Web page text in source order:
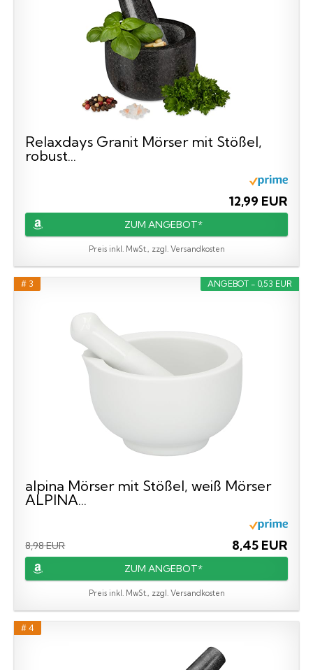
Relaxdays Granit Mörser mit Stößel,
robust...
12,99 EUR
ZUM ANGEBOT*
Preis inkl. MwSt., zzgl. Versandkosten
ANGEBOT - 0,53 EUR
# 3
alpina Mörser mit Stößel, weiß Mörser
ALPINA...
8,98 EUR 8,45 EUR
ZUM ANGEBOT*
Preis inkl. MwSt., zzgl. Versandkosten
# 4